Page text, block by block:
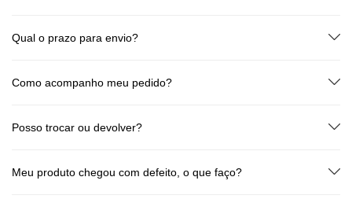
escondidas!
Qual o prazo para envio?
pagamento. O prazo de entrega varia de acordo com o CEP e o tipo de
Como acompanho meu pedido?
rastreio! Transparência de ponta a ponta.
Posso trocar ou devolver?
devolução ou troca, conforme o Código de Defesa do Consumidor. Fale
Meu produto chegou com defeito, o que faço?